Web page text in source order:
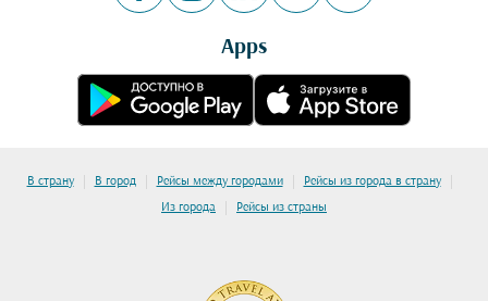
Apps
В страну | В город | Рейсы между городами | Рейсы из города в страну |
Из города | Рейсы из страны